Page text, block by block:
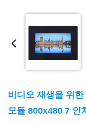
비디오 재생을 위한
모듈 800x480 7 인